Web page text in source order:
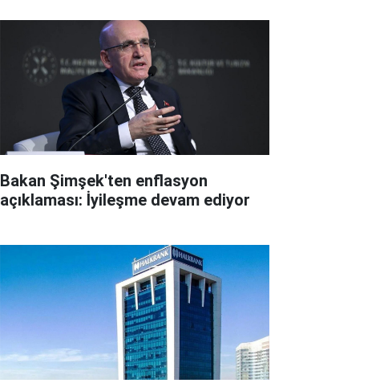
Bakan Şimşek'ten enflasyon
açıklaması: İyileşme devam ediyor